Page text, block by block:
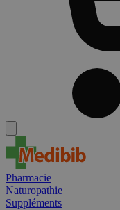
Pharmacie
Naturopathie
Suppléments